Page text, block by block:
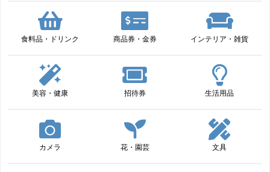
食料品・ドリンク 商品券・金券 インテリア・雑貨
美容・健康 招待券 生活用品
カメラ 花・園芸 文具